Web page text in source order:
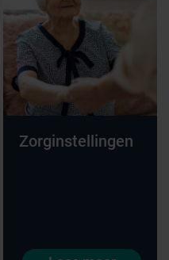
Zorginstellingen